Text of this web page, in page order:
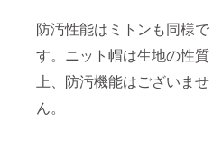
防汚性能はミトンも同様で
す。ニット帽は生地の性質
上、防汚機能はございませ
ん。